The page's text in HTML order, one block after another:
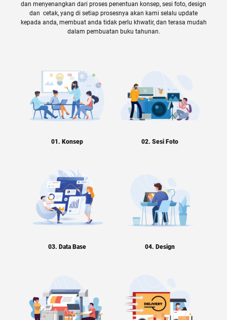
dan menyenangkan dari proses penentuan konsep, sesi foto, design
dan cetak, yang di setiap prosesnya akan kami selalu update
kepada anda, membuat anda tidak perlu khwatir, dan terasa mudah
dalam pembuatan buku tahunan.
01. Konsep 02. Sesi Foto
03. Data Base 04. Design